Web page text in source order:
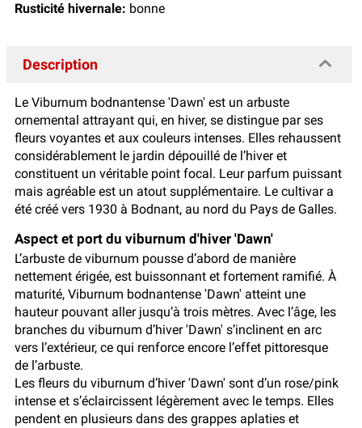
Rusticité hivernale: bonne
Description
Le Viburnum bodnantense 'Dawn' est un arbuste
ornemental attrayant qui, en hiver, se distingue par ses
fleurs voyantes et aux couleurs intenses. Elles rehaussent
considérablement le jardin dépouillé de l’hiver et
constituent un véritable point focal. Leur parfum puissant
mais agréable est un atout supplémentaire. Le cultivar a
été créé vers 1930 à Bodnant, au nord du Pays de Galles.
Aspect et port du viburnum d'hiver 'Dawn'
L’arbuste de viburnum pousse d’abord de manière
nettement érigée, est buissonnant et fortement ramifié. À
maturité, Viburnum bodnantense 'Dawn' atteint une
hauteur pouvant aller jusqu’à trois mètres. Avec l’âge, les
branches du viburnum d’hiver 'Dawn' s’inclinent en arc
vers l’extérieur, ce qui renforce encore l’effet pittoresque
de l’arbuste.
Les fleurs du viburnum d’hiver 'Dawn' sont d’un rose/pink
intense et s’éclaircissent légèrement avec le temps. Elles
pendent en plusieurs dans des grappes aplaties et